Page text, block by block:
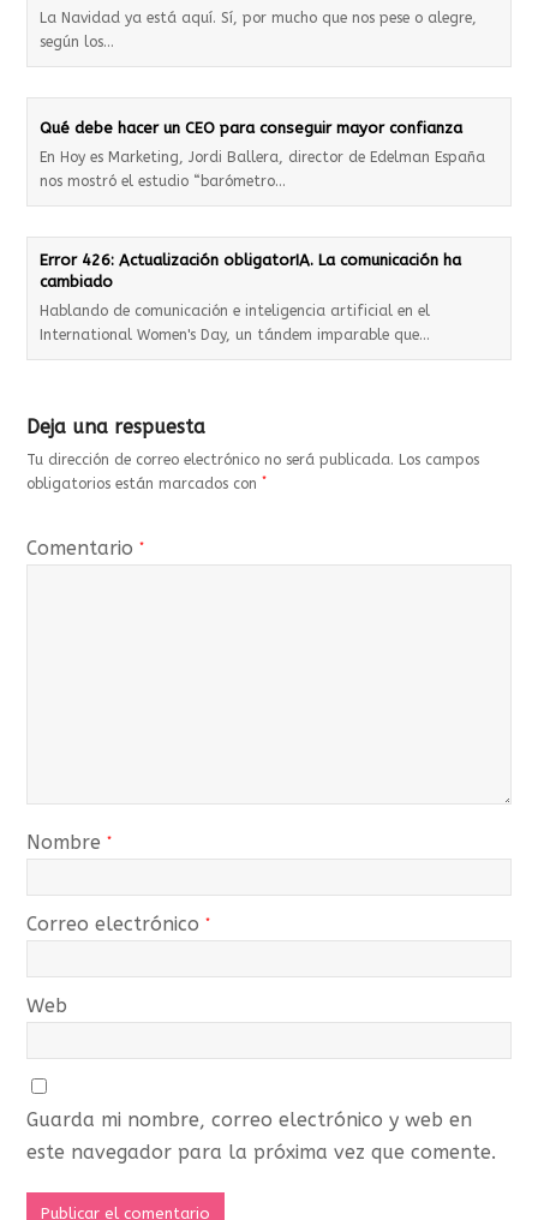
La Navidad ya está aquí. Sí, por mucho que nos pese o alegre,
según los…
Qué debe hacer un CEO para conseguir mayor confianza
En Hoy es Marketing, Jordi Ballera, director de Edelman España
nos mostró el estudio “barómetro…
Error 426: Actualización obligatorIA. La comunicación ha
cambiado
Hablando de comunicación e inteligencia artificial en el
International Women's Day, un tándem imparable que…
Deja una respuesta
Tu dirección de correo electrónico no será publicada. Los campos
obligatorios están marcados con*
Comentario*
Nombre*
Correo electrónico*
Web
Guarda mi nombre, correo electrónico y web en
este navegador para la próxima vez que comente.